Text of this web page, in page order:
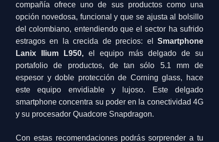
compañía ofrece uno de sus productos como una
opción novedosa, funcional y que se ajusta al bolsillo
del colombiano, entendiendo que el sector ha sufrido
estragos en la crecida de precios: el Smartphone
Lanix Ilium L950, el equipo más delgado de su
portafolio de productos, de tan sólo 5.1 mm de
espesor y doble protección de Corning glass, hace
este equipo envidiable y lujoso. Este delgado
smartphone concentra su poder en la conectividad 4G
y su procesador Quadcore Snapdragon.
Con estas recomendaciones podrás sorprender a tu